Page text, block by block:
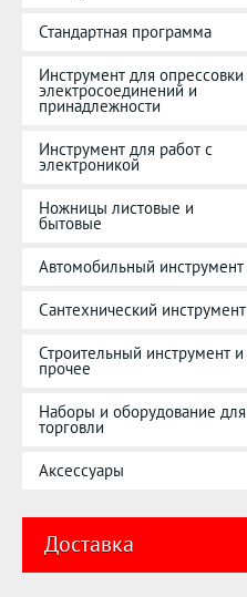
Стандартная программа
Инструмент для опрессовки
электросоединений и
принадлежности
Инструмент для работ с
электроникой
Ножницы листовые и
бытовые
Автомобильный инструмент
Сантехнический инструмент
Строительный инструмент и
прочее
Наборы и оборудование для
торговли
Аксессуары
Доставка